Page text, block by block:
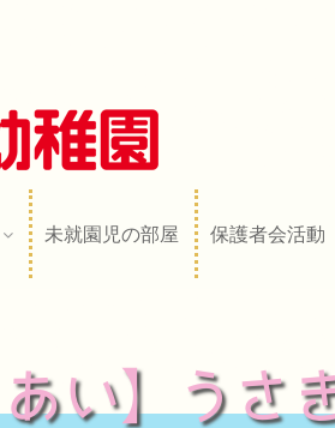
未就園児の部屋 保護者会活動
い】うさ